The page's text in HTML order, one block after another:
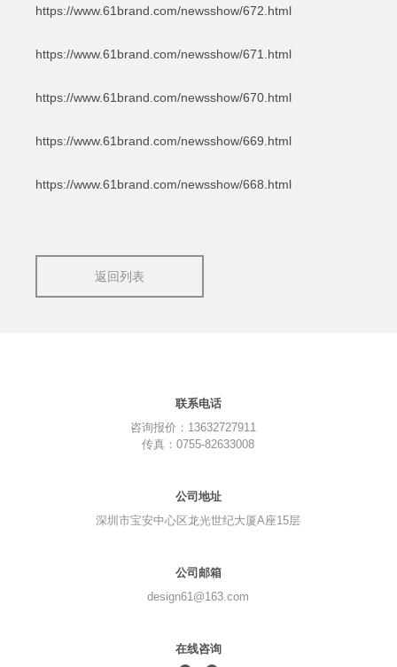
https://www.61brand.com/newsshow/672.html
https://www.61brand.com/newsshow/671.html
https://www.61brand.com/newsshow/670.html
https://www.61brand.com/newsshow/669.html
https://www.61brand.com/newsshow/668.html
返回列表
联系电话
咨询报价：13632727911
传真：0755-82633008
公司地址
深圳市宝安中心区龙光世纪大厦A座15层
公司邮箱
design61@163.com
在线咨询